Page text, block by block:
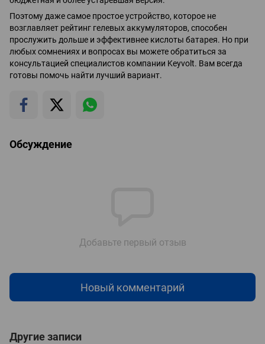
Поэтому даже самое простое устройство, которое не
возглавляет рейтинг гелевых аккумуляторов, способен
прослужить дольше и эффективнее кислоты батарея. Но при
любых сомнениях и вопросах вы можете обратиться за
консультацией специалистов компании Keyvolt. Вам всегда
готовы помочь найти лучший вариант.
Обсуждение
Добавьте первый отзыв
Новый комментарий
Другие записи